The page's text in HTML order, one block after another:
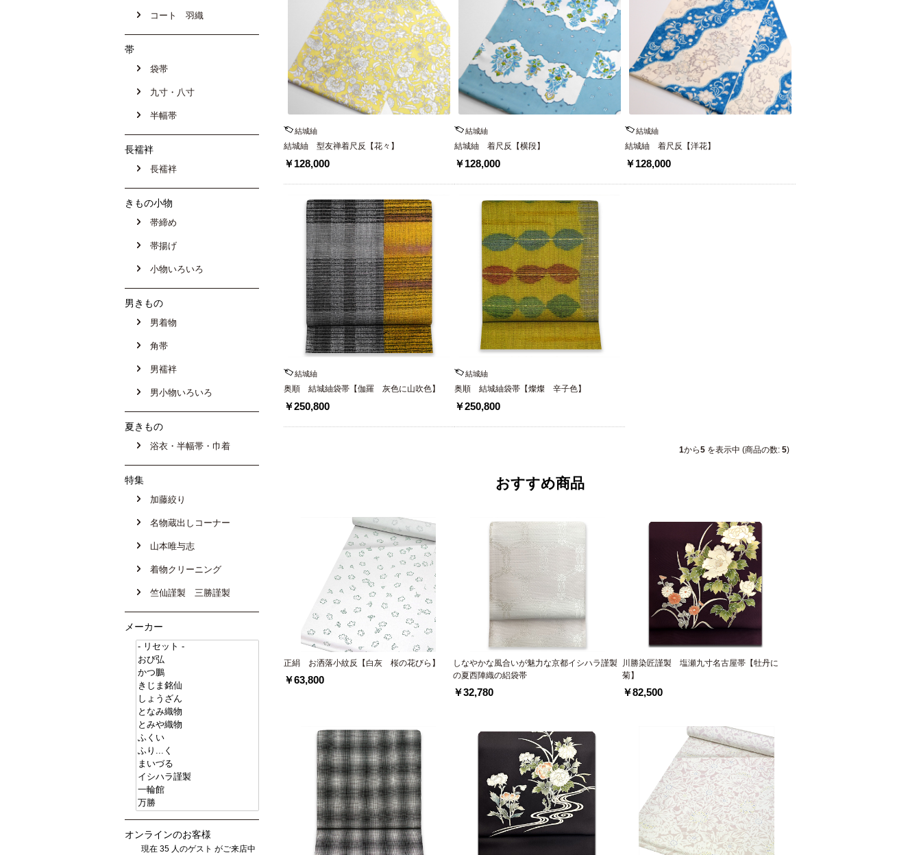
コート 羽織
帯
袋帯
九寸・八寸
半幅帯
長襦袢
長襦袢
きもの小物
帯締め
帯揚げ
小物いろいろ
男きもの
男着物
角帯
男襦袢
男小物いろいろ
夏きもの
浴衣・半幅帯・巾着
特集
加藤絞り
名物蔵出しコーナー
山本唯与志
着物クリーニング
竺仙謹製 三勝謹製
メーカー
オンラインのお客様
現在 35 人のゲスト がご来店中
結城紬
結城紬 型友禅着尺反【花々】
￥128,000
結城紬
結城紬 着尺反【横段】
￥128,000
結城紬
結城紬 着尺反【洋花】
￥128,000
結城紬
奥順 結城紬袋帯【伽羅 灰色に山吹色】
￥250,800
結城紬
奥順 結城紬袋帯【燦燦 辛子色】
￥250,800
1から5 を表示中 (商品の数: 5)
おすすめ商品
正絹 お洒落小紋反【白灰 桜の花びら】
￥63,800
しなやかな風合いが魅力な京都イシハラ謹製
の夏西陣織の絽袋帯
￥32,780
川勝染匠謹製 塩瀬九寸名古屋帯【牡丹に
菊】
￥82,500